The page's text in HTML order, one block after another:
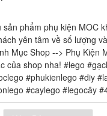
sản phẩm phụ kiện MOC
yên tâm về số lượng
Mục Shop --> Phụ Kiện
của shop nha! #lego
#phukienlego #diy
#caylego #legocây